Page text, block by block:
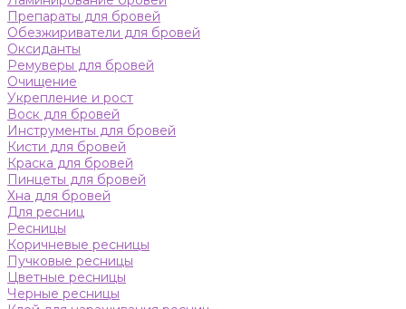
Препараты для бровей
Обезжириватели для бровей
Оксиданты
Ремуверы для бровей
Очищение
Укрепление и рост
Воск для бровей
Инструменты для бровей
Кисти для бровей
Краска для бровей
Пинцеты для бровей
Хна для бровей
Для ресниц
Ресницы
Коричневые ресницы
Пучковые ресницы
Цветные ресницы
Черные ресницы